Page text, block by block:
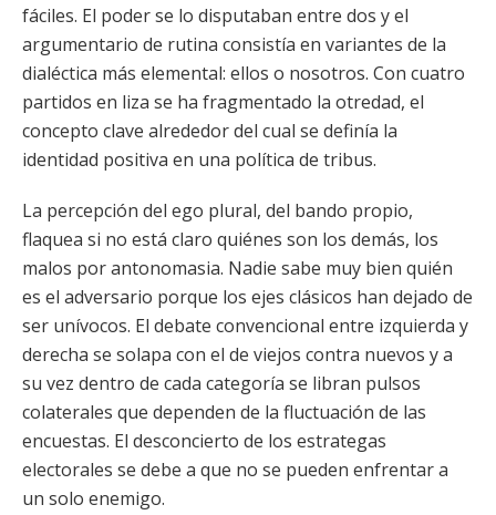
fáciles. El poder se lo disputaban entre dos y el
argumentario de rutina consistía en variantes de la
dialéctica más elemental: ellos o nosotros. Con cuatro
partidos en liza se ha fragmentado la otredad, el
concepto clave alrededor del cual se definía la
identidad positiva en una política de tribus.
La percepción del ego plural, del bando propio,
flaquea si no está claro quiénes son los demás, los
malos por antonomasia. Nadie sabe muy bien quién
es el adversario porque los ejes clásicos han dejado de
ser unívocos. El debate convencional entre izquierda y
derecha se solapa con el de viejos contra nuevos y a
su vez dentro de cada categoría se libran pulsos
colaterales que dependen de la fluctuación de las
encuestas. El desconcierto de los estrategas
electorales se debe a que no se pueden enfrentar a
un solo enemigo.